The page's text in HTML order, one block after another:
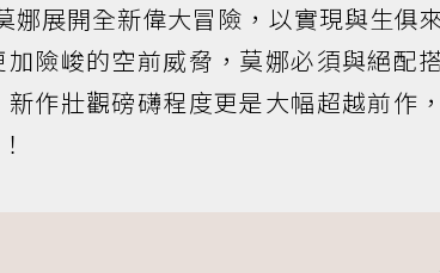
娜展開全新偉大冒險，以實現與生俱
險峻的空前威脅，莫娜必須與絕配
作壯觀磅礴程度更是大幅超越前作